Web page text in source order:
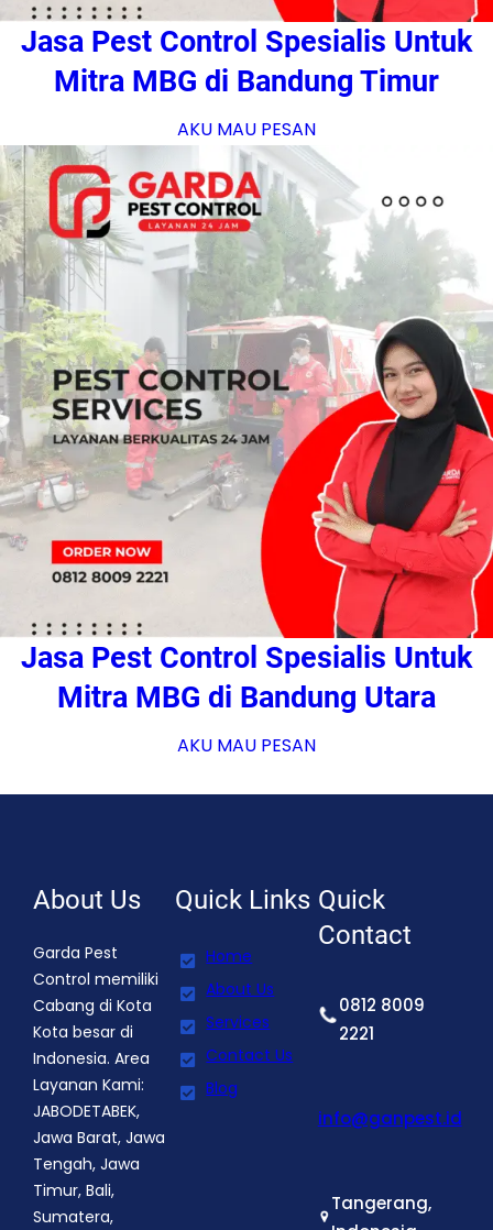
Jasa Pest Control Spesialis Untuk
Mitra MBG di Bandung Timur
AKU MAU PESAN
Jasa Pest Control Spesialis Untuk
Mitra MBG di Bandung Utara
AKU MAU PESAN
About Us
Garda Pest
Control memiliki
Cabang di Kota
Kota besar di
Indonesia. Area
Layanan Kami:
JABODETABEK,
Jawa Barat, Jawa
Tengah, Jawa
Timur, Bali,
Sumatera,
Quick Links
Home
About Us
Services
Contact Us
Blog
Quick
Contact
0812 8009
2221
info@ganpest.id
Tangerang,